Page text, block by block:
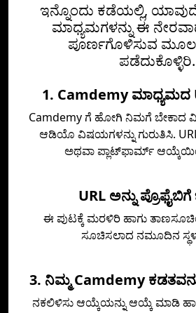
ಇನ್ನೊಂದು ಕಡೆಯಲ್ಲಿ,
ಮಾಧ್ಯಮಗಳನ್ನು ಈ
ಪೂರ್ಣಗೊಳಿಸುವ
ಪಡೆದುಕೊಳ್ಳಿರಿ.
1. Camdemy
Camdemy ಗೆ ಹೋಗಿ ನಿಮಗೆ ಬೇಕಾದ
ಆಡಿಯೊ ವಿಷಯಗಳನ್ನು ಗುರುತಿಸಿ. URL
ಅಥವಾ ಪ್ಲಾಟ್‌ಫಾರ್ಮ್
URL ಅನ್ನು ಪ್ರೊಫೈಬಿಗೆ
ಈ ಪುಟಕ್ಕೆ ಮರಳಿರಿ ಹಾಗು
ಸೂಚಿಸಲಾದ ನಮೂದಿನ
3. ನಿಮ್ಮ Camdemy
ನಕಲಿಳಿಸು ಆಯ್ಕೆಯನ್ನು ಆಯ್ಕೆ ಮಾಡಿ